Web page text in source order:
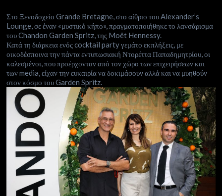
Στο Ξενοδοχείο Grande Bretagne, στο αίθριο του Alexander’s
Lounge, σε έναν «μυστικό κήπο», πραγματοποιήθηκε το λανσάρισμα
του Chandon Garden Spritz, της Moët Hennessy.
Κατά τη διάρκεια ενός cocktail party γεμάτο εκπλήξεις, με
οικοδέσποινα την πάντα εντυπωσιακή Ντορέττα Παπαδημητρίου, οι
καλεσμένοι, που προέρχονταν από τον χώρο των επιχειρήσεων και
των media, είχαν την ευκαιρία να δοκιμάσουν αλλά και να μυηθούν
στον κόσμο του Garden Spritz.